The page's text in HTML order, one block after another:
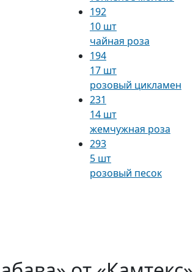
192
10 шт
чайная роза
194
17 шт
розовый цикламен
231
14 шт
жемчужная роза
293
5 шт
розовый песок